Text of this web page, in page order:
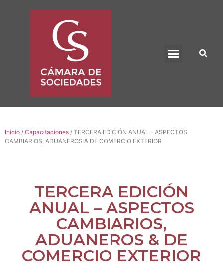
Inicio / Capacitaciones / TERCERA EDICIÓN ANUAL – ASPECTOS
CAMBIARIOS, ADUANEROS & DE COMERCIO EXTERIOR
TERCERA EDICIÓN
ANUAL – ASPECTOS
CAMBIARIOS,
ADUANEROS & DE
COMERCIO EXTERIOR